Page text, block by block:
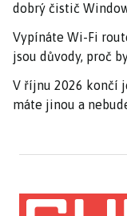
dobrý čistič
Vypínáte Wi-Fi
jsou důvody, proč
V říjnu 2026 končí
máte jinou a